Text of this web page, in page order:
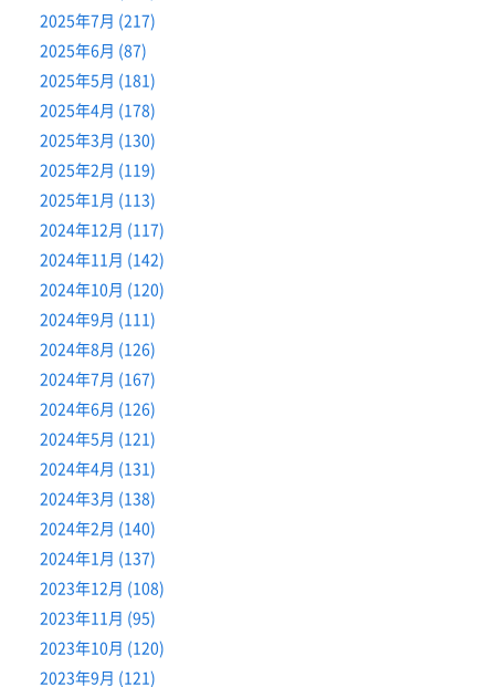
2025年7月 (217)
2025年6月 (87)
2025年5月 (181)
2025年4月 (178)
2025年3月 (130)
2025年2月 (119)
2025年1月 (113)
2024年12月 (117)
2024年11月 (142)
2024年10月 (120)
2024年9月 (111)
2024年8月 (126)
2024年7月 (167)
2024年6月 (126)
2024年5月 (121)
2024年4月 (131)
2024年3月 (138)
2024年2月 (140)
2024年1月 (137)
2023年12月 (108)
2023年11月 (95)
2023年10月 (120)
2023年9月 (121)